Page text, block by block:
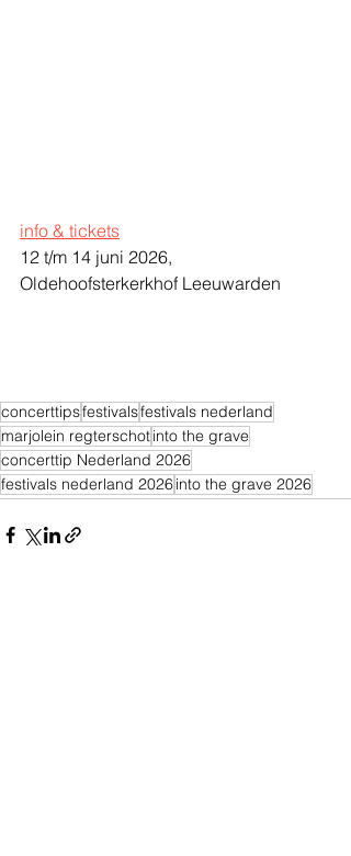
info & tickets
12 t/m 14 juni 2026,
Oldehoofsterkerkhof Leeuwarden
concerttipsfestivalsfestivals nederland
marjolein regterschotinto the grave
concerttip Nederland 2026
festivals nederland 2026into the grave 2026